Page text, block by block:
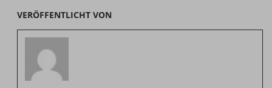
VERÖFFENTLICHT VON